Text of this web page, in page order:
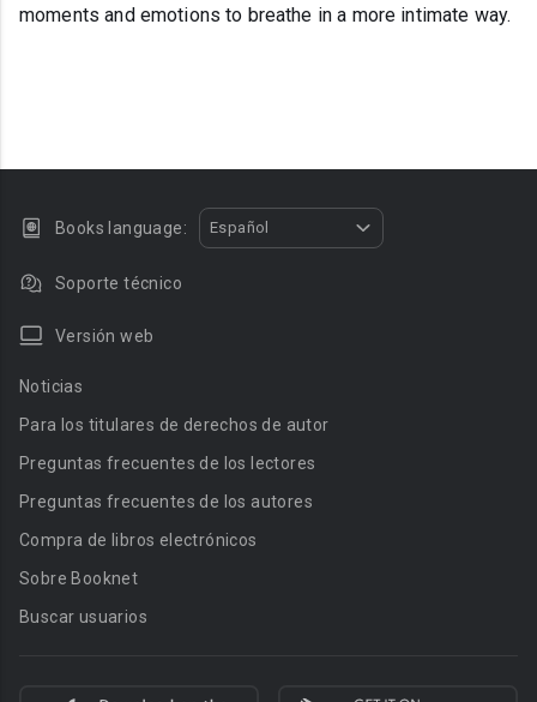
moments and emotions to breathe in a more intimate way.
Books language: Español
Soporte técnico
Versión web
Noticias
Para los titulares de derechos de autor
Preguntas frecuentes de los lectores
Preguntas frecuentes de los autores
Compra de libros electrónicos
Sobre Booknet
Buscar usuarios